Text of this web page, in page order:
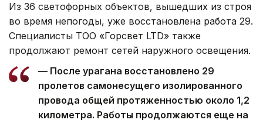
Из 36 светофорных объектов, вышедших из строя
во время непогоды, уже восстановлена работа 29.
Специалисты ТОО «Горсвет LTD» также
продолжают ремонт сетей наружного освещения.
— После урагана восстановлено 29
пролетов самонесущего изолированного
провода общей протяженностью около 1,2
километра. Работы продолжаются еще на